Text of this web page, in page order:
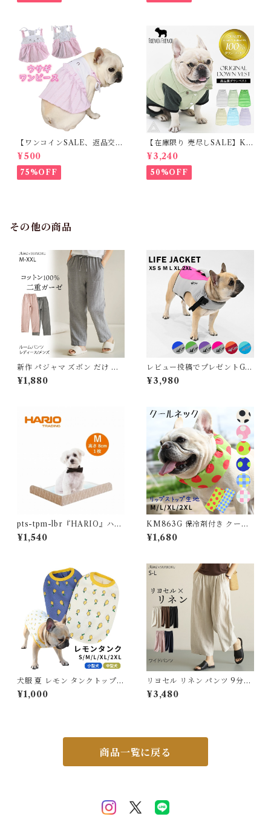
【ワンコインSALE、返品交換
不可】KM171SK フレンチブ
ルドック 犬服 女の子 ピンク
スカート
¥500
75%OFF
【在庫限り 売尽しSALE】K
M952Tダウンベスト 100%ダ
ウン・フェザー 犬 犬服 ダウン
ジャケット ベスト フレンチブ
ルドッグ 冬服 極暖 暖かい 可
¥3,240
50%OFF
その他の商品
新作 パジャマ ズボン だけ 綿1
00％ ダブルガーゼ 二重ガー
ゼ ルームパンツ 夏 ロング丈
ル ガーゼ 薄手 軽い 快適 部屋
着 J-89193 スイモク【水沐良
¥1,880
レビュー投稿でプレゼントGE
T 新 ライフジャケット 高品質
犬 犬用 救命胴衣 ドッグ ペッ
水加工 速乾 ハンドル付き Dリ
ング XS S M L XL 2XL チワ
ワ フレブル 超小型犬 小型犬
中型犬 大型犬 KM895JK
¥3,980
pts-tpm-lbr『HARIO』ハリ
オ ワンコトイレマットパーテ
ーションM 日本製 Mサイズ P
¥1,540
KM863G 保冷剤付き クール
ネック 犬 リップストップナイ
ロン生地 撥水加工 汚れにくい
ルミ フレンチブルドック 4層
構造使用 フレブル クールスヌ
ード 水玉 熱中症予防 小型犬
中型犬 大型犬 ITEM066
¥1,680
犬服 夏 レモン タンクトップ
春 フレンチブルドッグ パグ 中
型犬 小型犬 フレブル ベージュ
¥1,000
リヨセル リネン パンツ 9分丈
ワイドパンツ ゆったり 5色展
開 リネンパンツ 麻 リネン パ
勤 ルームパンツ 5625871 ス
¥3,480
商品一覧に戻る